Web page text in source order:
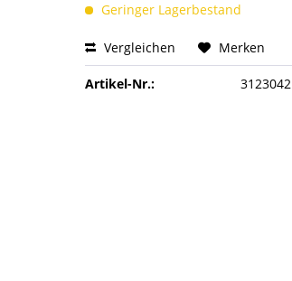
Geringer Lagerbestand
Vergleichen Merken
Artikel-Nr.: 3123042